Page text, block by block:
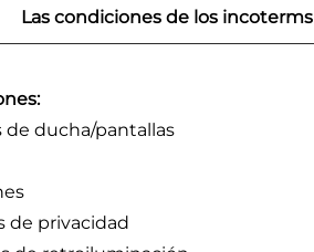
Las condiciones de los incoterms
de ducha/pantallas
de privacidad